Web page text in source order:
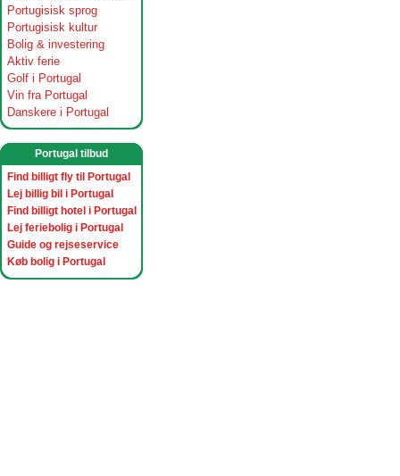
Portugisisk sprog
Portugisisk kultur
Bolig & investering
Aktiv ferie
Golf i Portugal
Vin fra Portugal
Danskere i Portugal
Portugal tilbud
Find billigt fly til Portugal
Lej billig bil i Portugal
Find billigt hotel i Portugal
Lej feriebolig i Portugal
Guide og rejseservice
Køb bolig i Portugal